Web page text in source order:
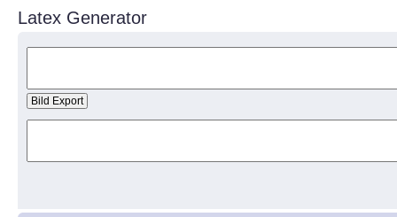
Latex Generator